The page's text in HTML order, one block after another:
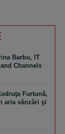
Barbu, IT
Channels
Furtună,
aria vânzări şi